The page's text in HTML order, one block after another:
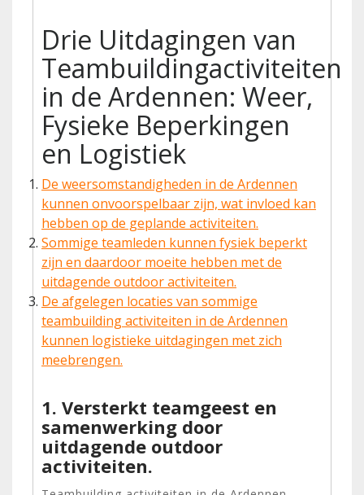
Drie Uitdagingen van
Teambuildingactiviteiten
in de Ardennen: Weer,
Fysieke Beperkingen
en Logistiek
De weersomstandigheden in de Ardennen
kunnen onvoorspelbaar zijn, wat invloed kan
hebben op de geplande activiteiten.
Sommige teamleden kunnen fysiek beperkt
zijn en daardoor moeite hebben met de
uitdagende outdoor activiteiten.
De afgelegen locaties van sommige
teambuilding activiteiten in de Ardennen
kunnen logistieke uitdagingen met zich
meebrengen.
1. Versterkt teamgeest en
samenwerking door
uitdagende outdoor
activiteiten.